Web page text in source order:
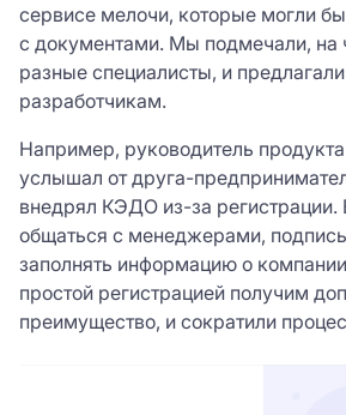
сервисе мелочи, которые могли
с документами. Мы подмечали, на
разные специалисты, и
разработчикам.
Например, руководитель
услышал от друга-
внедрял КЭДО из-за регистрации.
общаться с менеджерами,
заполнять информацию о
простой регистрацией получим
преимущество, и сократили